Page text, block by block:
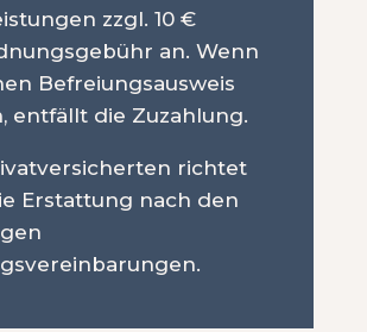
zzgl. 10 €
an. Wenn
Befreiungsausweis
, entfällt die Zuzahlung.
richtet
Erstattung nach den